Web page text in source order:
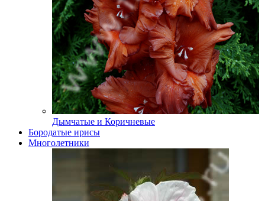
Дымчатые и Коричневые
Бородатые ирисы
Многолетники